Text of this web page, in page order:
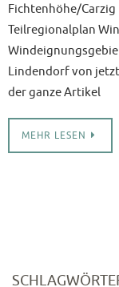
Fichtenhöhe/
Teilregionalplan
Lindendorf von
der ganze Artikel
MEHR LESEN